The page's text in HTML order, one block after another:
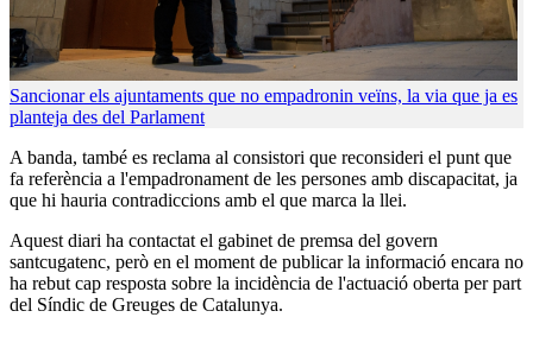
Sancionar els ajuntaments que no empadronin veïns, la via que ja es
planteja des del Parlament
A banda, també es reclama al consistori que reconsideri el punt que
fa referència a l'empadronament de les persones amb discapacitat, ja
que hi hauria contradiccions amb el que marca la llei.
Aquest diari ha contactat el gabinet de premsa del govern
santcugatenc, però en el moment de publicar la informació encara no
ha rebut cap resposta sobre la incidència de l'actuació oberta per part
del Síndic de Greuges de Catalunya.